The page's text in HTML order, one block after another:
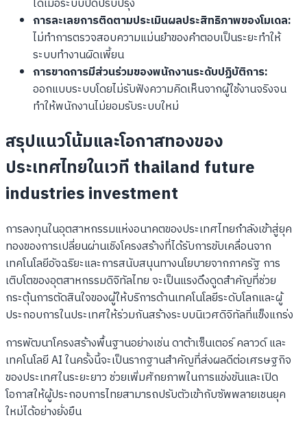
ได้เมื่อระบบปิดปรับปรุง
การละเลยการติดตามประเมินผลประสิทธิภาพของโมเดล:
ไม่ทำการตรวจสอบความแม่นยำของคำตอบเป็นระยะทำให้
ระบบทำงานผิดเพี้ยน
การขาดการมีส่วนร่วมของพนักงานระดับปฏิบัติการ:
ออกแบบระบบโดยไม่รับฟังความคิดเห็นจากผู้ใช้งานจริงจน
ทำให้พนักงานไม่ยอมรับระบบใหม่
สรุปแนวโน้มและโอกาสทองของ
ประเทศไทยในเวที thailand future
industries investment
การลงทุนในอุตสาหกรรมแห่งอนาคตของประเทศไทยกำลังเข้าสู่ยุค
ทองของการเปลี่ยนผ่านเชิงโครงสร้างที่ได้รับการขับเคลื่อนจาก
เทคโนโลยีอัจฉริยะและการสนับสนุนทางนโยบายจากภาครัฐ การ
เติบโตของอุตสาหกรรมดิจิทัลไทย จะเป็นแรงดึงดูดสำคัญที่ช่วย
กระตุ้นการตัดสินใจของผู้ให้บริการด้านเทคโนโลยีระดับโลกและผู้
ประกอบการในประเทศให้ร่วมกันสร้างระบบนิเวศดิจิทัลที่แข็งแกร่ง
การพัฒนาโครงสร้างพื้นฐานอย่างเช่น ดาต้าเซ็นเตอร์ คลาวด์ และ
เทคโนโลยี AI ในครั้งนี้จะเป็นรากฐานสำคัญที่ส่งผลดีต่อเศรษฐกิจ
ของประเทศในระยะยาว ช่วยเพิ่มศักยภาพในการแข่งขันและเปิด
โอกาสให้ผู้ประกอบการไทยสามารถปรับตัวเข้ากับซัพพลายเชนยุค
ใหม่ได้อย่างยั่งยืน